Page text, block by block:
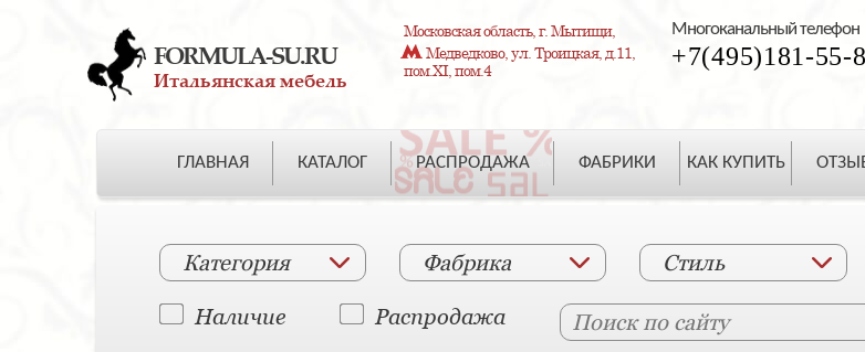
FORMULA-SU.RU
Итальянская мебель
Московская область, г. Мытищи,
Медведково, ул. Троицкая, д.11,
пом.XI, пом.4
Многоканальный телефон
+7(495)181-55-
ГЛАВНАЯ КАТАЛОГ РАСПРОДАЖА ФАБРИКИ КАК КУПИТЬ
Категория Фабрика Стиль
Наличие Распродажа